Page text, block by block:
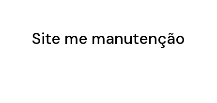
Site me manutenção